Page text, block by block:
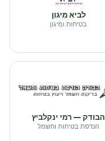
לביא מיגון
בטיחות ומיגון
הבודק — רמי ינקלביץ
הנדסת בטיחות וחשמל